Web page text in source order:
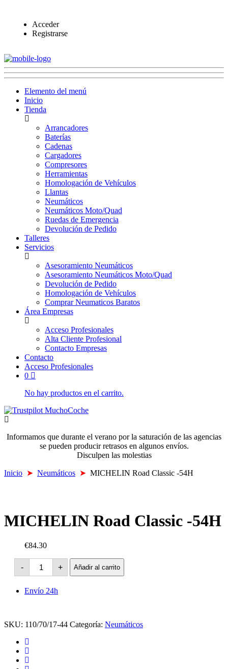
Acceder
Registrarse
Elemento del menú
Inicio
Tienda
Arrancadores
Baterías
Cadenas
Cargadores
Compresores
Herramientas
Homologación de Vehículos
Llantas
Neumáticos
Neumáticos Moto/Quad
Ruedas de Emergencia
Devolución de Pedido
Talleres
Servicios
Asesoramiento Neumáticos
Asesoramiento Neumáticos Moto/Quad
Devolución de Pedido
Homologación de Vehículos
Comprar Neumaticos Baratos
Área Empresas
Acceso Profesionales
Alta Cliente Profesional
Contacto Empresas
Contacto
Acceso Profesionales
0
No hay productos en el carrito.
Informamos que durante el verano por la saturación de las agencias
se pueden producir retrasos en algunos envíos.
Disculpen las molestias
Inicio ➤ Neumáticos ➤ MICHELIN Road Classic -54H
MICHELIN Road Classic -54H
€84.30
-
MICHELIN
Road
Classic
-54H
cantidad
+ Añadir al carrito
Envío 24h
SKU: 110/70/17-44 Categoría: Neumáticos